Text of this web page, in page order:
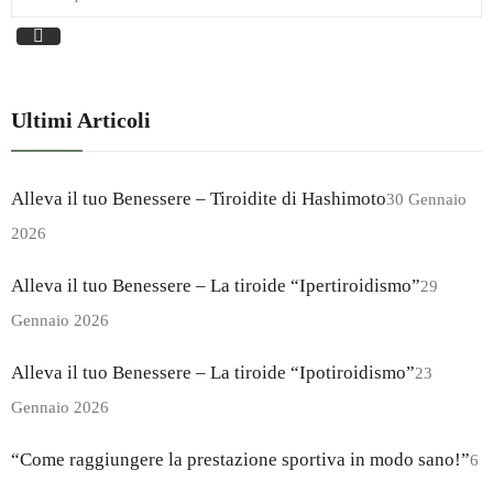
Ultimi Articoli
Alleva il tuo Benessere – Tiroidite di Hashimoto30 Gennaio
2026
Alleva il tuo Benessere – La tiroide “Ipertiroidismo”29
Gennaio 2026
Alleva il tuo Benessere – La tiroide “Ipotiroidismo”23
Gennaio 2026
“Come raggiungere la prestazione sportiva in modo sano!”6